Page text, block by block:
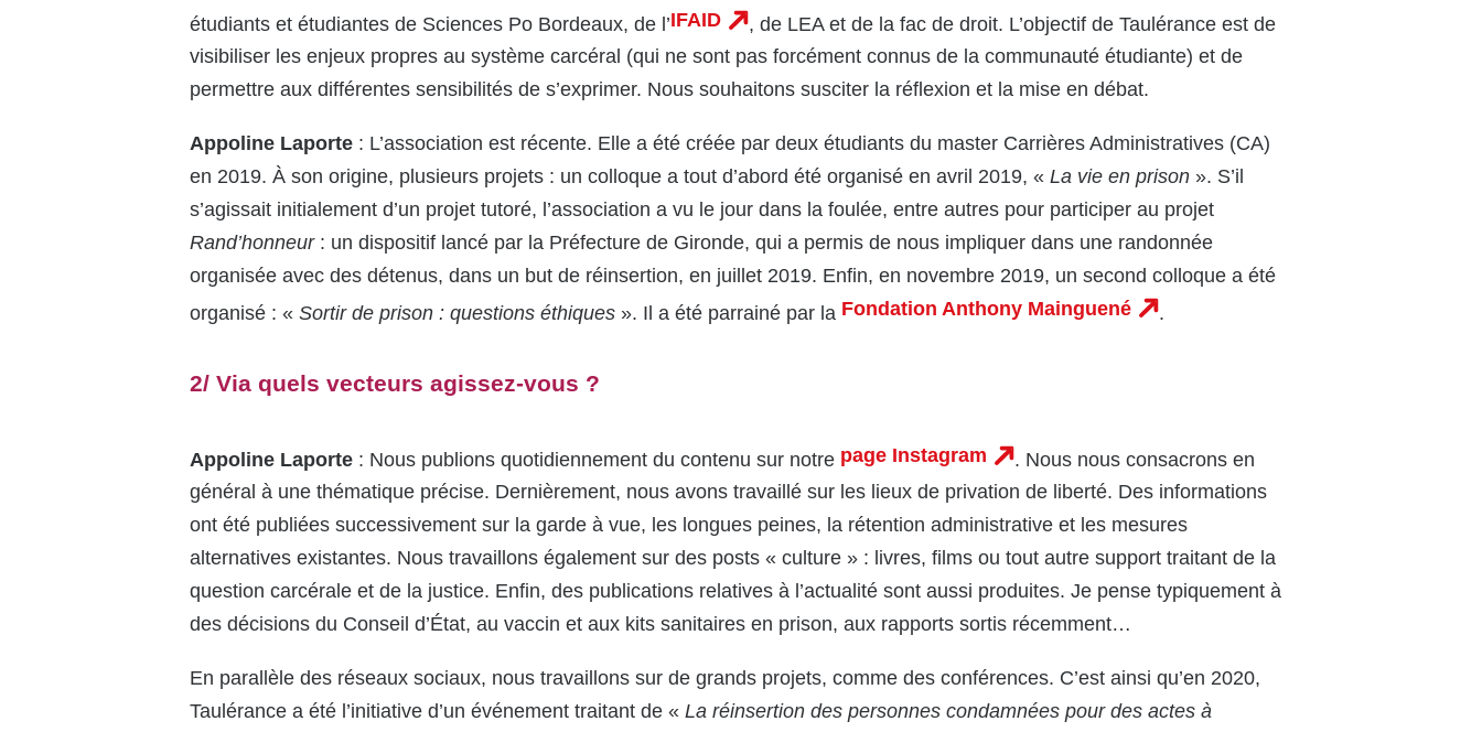
étudiants et étudiantes de Sciences Po Bordeaux, de l’IFAID
, de LEA et de la fac de droit. L’objectif de Taulérance est de
visibiliser les enjeux propres au système carcéral (qui ne sont pas forcément connus de la communauté étudiante) et de
permettre aux différentes sensibilités de s’exprimer. Nous souhaitons susciter la réflexion et la mise en débat.
Appoline Laporte : L’association est récente. Elle a été créée par deux étudiants du master Carrières Administratives (CA)
en 2019. À son origine, plusieurs projets : un colloque a tout d’abord été organisé en avril 2019, « La vie en prison ». S’il
s’agissait initialement d’un projet tutoré, l’association a vu le jour dans la foulée, entre autres pour participer au projet
Rand’honneur: un dispositif lancé par la Préfecture de Gironde, qui a permis de nous impliquer dans une randonnée
organisée avec des détenus, dans un but de réinsertion, en juillet 2019. Enfin, en novembre 2019, un second colloque a été
organisé : « Sortir de prison : questions éthiques ». Il a été parrainé par la Fondation Anthony Mainguené .
2/ Via quels vecteurs agissez-vous ?
Appoline Laporte : Nous publions quotidiennement du contenu sur notre page Instagram
. Nous nous consacrons en
général à une thématique précise. Dernièrement, nous avons travaillé sur les lieux de privation de liberté. Des informations
ont été publiées successivement sur la garde à vue, les longues peines, la rétention administrative et les mesures
alternatives existantes. Nous travaillons également sur des posts « culture » : livres, films ou tout autre support traitant de la
question carcérale et de la justice. Enfin, des publications relatives à l’actualité sont aussi produites. Je pense typiquement à
des décisions du Conseil d’État, au vaccin et aux kits sanitaires en prison, aux rapports sortis récemment…
En parallèle des réseaux sociaux, nous travaillons sur de grands projets, comme des conférences. C’est ainsi qu’en 2020,
Taulérance a été l’initiative d’un événement traitant de « La réinsertion des personnes condamnées pour des actes à